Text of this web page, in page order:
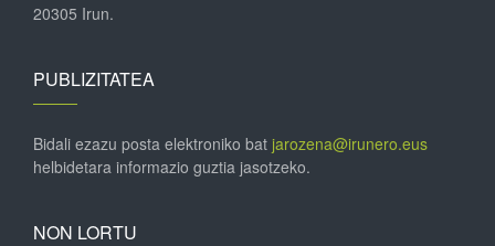
20305 Irun.
PUBLIZITATEA
Bidali ezazu posta elektroniko bat jarozena@irunero.eus
helbidetara informazio guztia jasotzeko.
NON LORTU